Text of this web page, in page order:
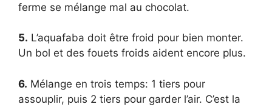
ferme se mélange mal au chocolat.
5. L’aquafaba doit être froid pour bien monter.
Un bol et des fouets froids aident encore plus.
6. Mélange en trois temps: 1 tiers pour
assouplir, puis 2 tiers pour garder l’air. C’est la